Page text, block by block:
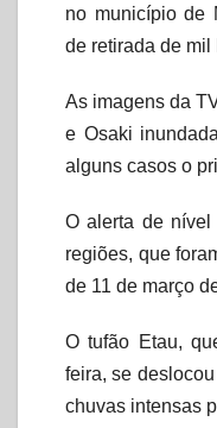
no município de
de retirada de mil
As imagens da
e Osaki
alguns casos o
O alerta de
regiões, que
de 11 de março
O tufão Etau,
feira, se
chuvas intensas